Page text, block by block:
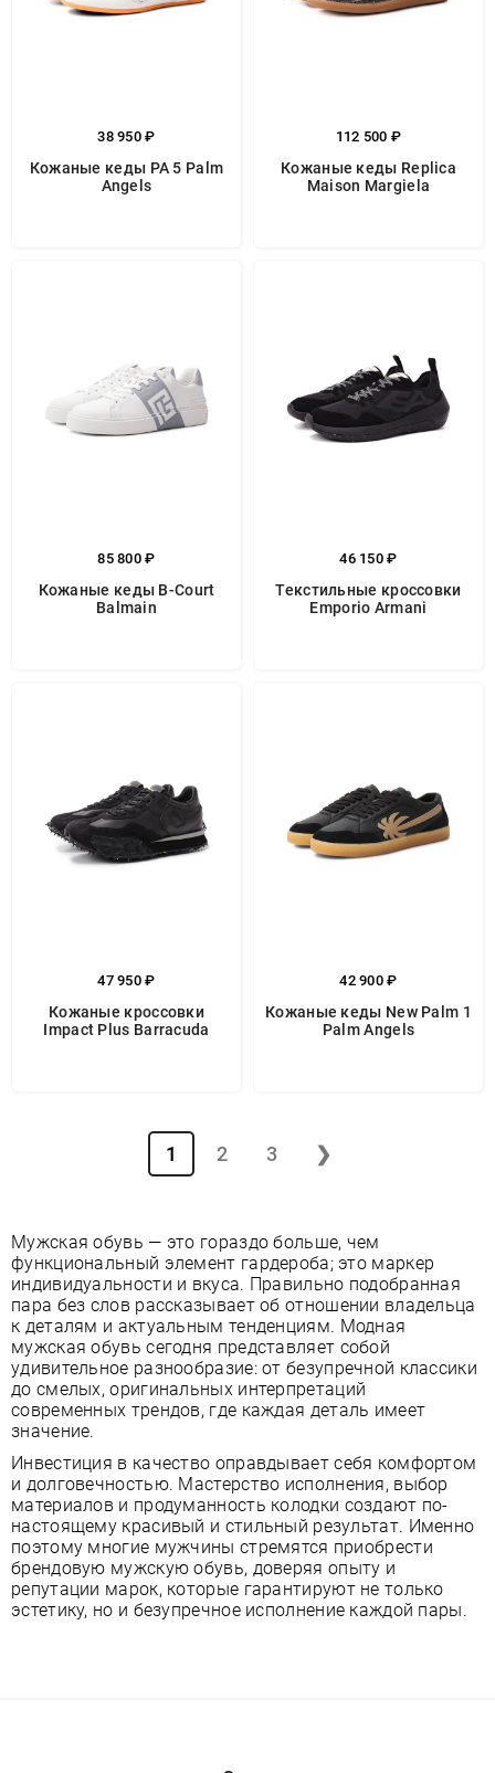
38 950 ₽
Кожаные кеды PA 5 Palm
Angels
112 500 ₽
Кожаные кеды Replica
Maison Margiela
85 800 ₽
Кожаные кеды B-Court
Balmain
46 150 ₽
Текстильные кроссовки
Emporio Armani
47 950 ₽
Кожаные кроссовки
Impact Plus Barracuda
42 900 ₽
Кожаные кеды New Palm 1
Palm Angels
1 2 3 ❯
Мужская обувь — это гораздо больше, чем
функциональный элемент гардероба; это маркер
индивидуальности и вкуса. Правильно подобранная
пара без слов рассказывает об отношении владельца
к деталям и актуальным тенденциям. Модная
мужская обувь сегодня представляет собой
удивительное разнообразие: от безупречной классики
до смелых, оригинальных интерпретаций
современных трендов, где каждая деталь имеет
значение.
Инвестиция в качество оправдывает себя комфортом
и долговечностью. Мастерство исполнения, выбор
материалов и продуманность колодки создают по-
настоящему красивый и стильный результат. Именно
поэтому многие мужчины стремятся приобрести
брендовую мужскую обувь, доверяя опыту и
репутации марок, которые гарантируют не только
эстетику, но и безупречное исполнение каждой пары.